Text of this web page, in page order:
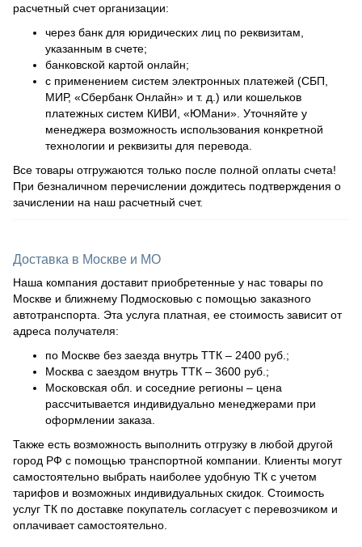
расчетный счет организации:
через банк для юридических лиц по реквизитам,
указанным в счете;
банковской картой онлайн;
с применением систем электронных платежей (СБП,
МИР, «Сбербанк Онлайн» и т. д.) или кошельков
платежных систем КИВИ, «ЮМани». Уточняйте у
менеджера возможность использования конкретной
технологии и реквизиты для перевода.
Все товары отгружаются только после полной оплаты счета!
При безналичном перечислении дождитесь подтверждения о
зачислении на наш расчетный счет.
Доставка в Москве и МО
Наша компания доставит приобретенные у нас товары по
Москве и ближнему Подмосковью с помощью заказного
автотранспорта. Эта услуга платная, ее стоимость зависит от
адреса получателя:
по Москве без заезда внутрь ТТК – 2400 руб.;
Москва с заездом внутрь ТТК – 3600 руб.;
Московская обл. и соседние регионы – цена
рассчитывается индивидуально менеджерами при
оформлении заказа.
Также есть возможность выполнить отгрузку в любой другой
город РФ с помощью транспортной компании. Клиенты могут
самостоятельно выбрать наиболее удобную ТК с учетом
тарифов и возможных индивидуальных скидок. Стоимость
услуг ТК по доставке покупатель согласует с перевозчиком и
оплачивает самостоятельно.